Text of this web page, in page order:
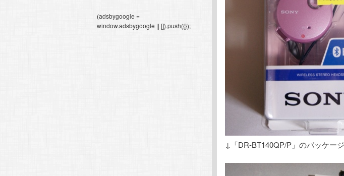
↓「DR-BT140QP/P」のパッケー
(adsbygoogle =
window.adsbygoogle || []).push({});